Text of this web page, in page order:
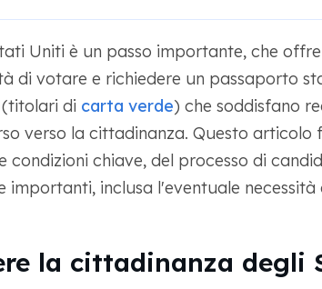
Uniti è un passo importante, che
di votare e richiedere un passaporto
di carta verde) che soddisfano
verso la cittadinanza. Questo articolo
condizioni chiave, del processo di
importanti, inclusa l'eventuale necessità
la cittadinanza degli